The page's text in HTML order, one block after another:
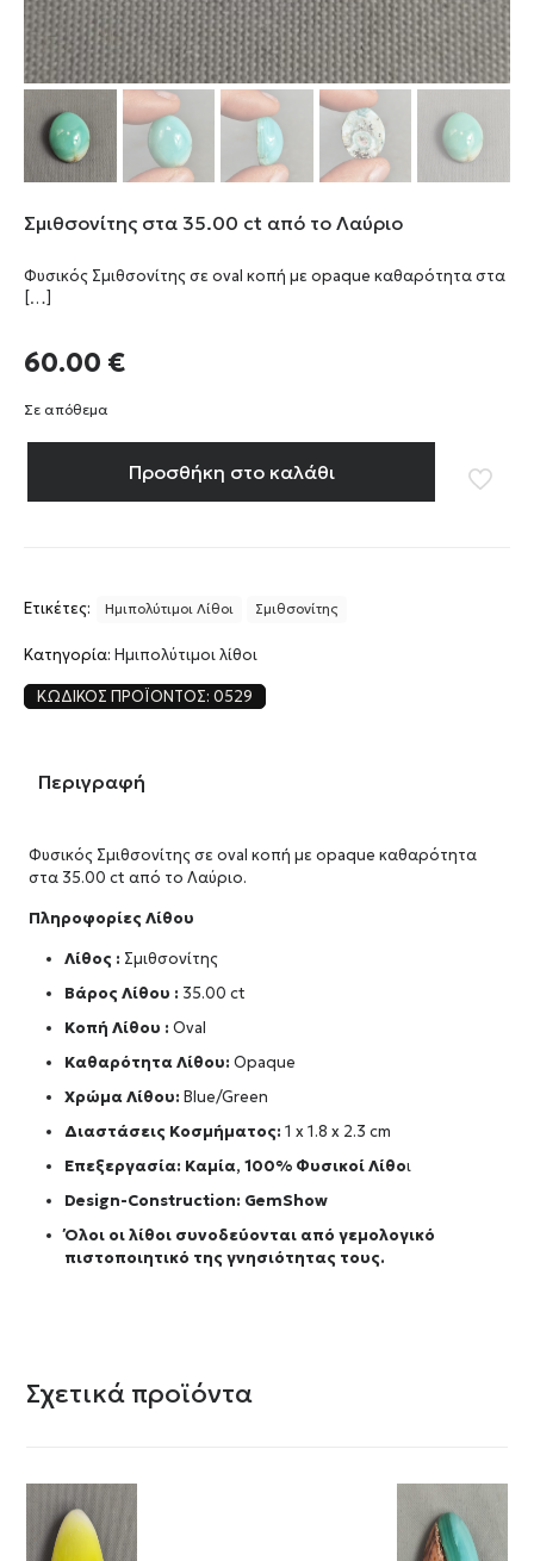
Σμιθσονίτης στα 35.00 ct από το Λαύριο
Φυσικός Σμιθσονίτης σε oval κοπή με opaque καθαρότητα στα
[…]
60.00 €
Σε απόθεμα
Προσθήκη στο καλάθι
Ετικέτες: Ημιπολύτιμοι Λίθοι Σμιθσονίτης
Κατηγορία: Ημιπολύτιμοι λίθοι
ΚΩΔΙΚΌΣ ΠΡΟΪΌΝΤΟΣ: 0529
Περιγραφή
Φυσικός Σμιθσονίτης σε oval κοπή με opaque καθαρότητα
στα 35.00 ct από το Λαύριο.
Πληροφορίες Λίθου
Λίθος : Σμιθσονίτης
Βάρος Λίθου : 35.00 ct
Κοπή Λίθου :Oval
Καθαρότητα Λίθου: Opaque
Χρώμα Λίθου:Blue/Green
Διαστάσεις Κοσμήματος: 1 x 1.8 x 2.3 cm
Επεξεργασία: Καμία, 100% Φυσικοί Λίθοι
Design-Construction: GemShow
Όλοι οι λίθοι συνοδεύονται από γεμολογικό
πιστοποιητικό της γνησιότητας τους.
Σχετικά προϊόντα